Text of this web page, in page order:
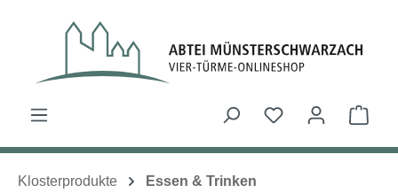
Zum Hauptinhalt springen
Du hast 0
Klosterprodukte Essen & Trinken